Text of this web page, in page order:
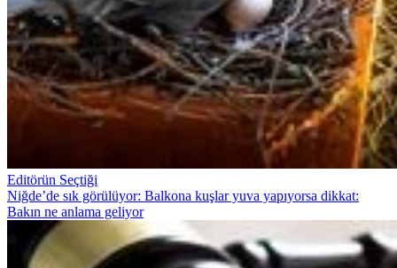
Editörün Seçtiği
Niğde’de sık görülüyor: Balkona kuşlar yuva yapıyorsa dikkat:
Bakın ne anlama geliyor